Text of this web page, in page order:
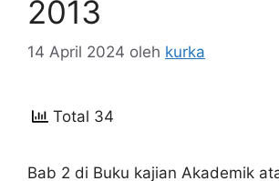
2013
14 April 2024 oleh kurka
Total 34
Bab 2 di Buku kajian Akademik